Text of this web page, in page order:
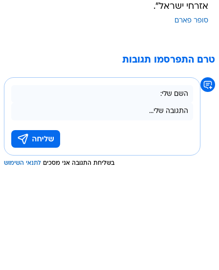
אזרחי ישראל".
סופר פארם
טרם התפרסמו תגובות
בשליחת התגובה אני מסכים לתנאי השימוש